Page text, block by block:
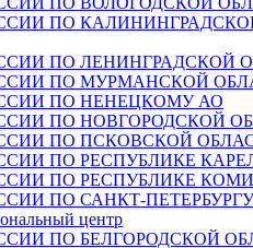
ПО
ПО ЛЕНИНГРАДСКОЙ
ПО МУРМАНСКОЙ
ПО НЕНЕЦКОМУ АО
ПО НОВГОРОДСКОЙ
ПО ПСКОВСКОЙ
ПО РЕСПУБЛИКЕ
ПО РЕСПУБЛИКЕ КОМИ
ПО САНКТ-ПЕТЕРБУРГУ
центр
ПО БЕЛГОРОДСКОЙ